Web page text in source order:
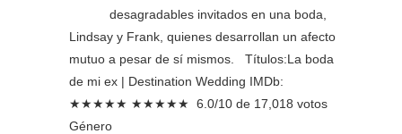
desagradables invitados en una boda,
Lindsay y Frank, quienes desarrollan un afecto
mutuo a pesar de sí mismos. Títulos:La boda
de mi ex | Destination Wedding IMDb:
★★★★★ ★★★★★ 6.0/10 de 17,018 votos
Género